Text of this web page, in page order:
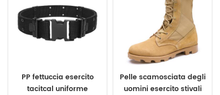
PP fettuccia esercito
tacitcal uniforme
Pelle scamosciata degli
uomini esercito stivali